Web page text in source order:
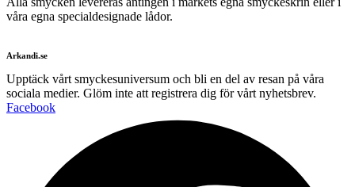
våra egna specialdesignade lådor.
Arkandi.se
Upptäck vårt smyckesuniversum och bli en del av resan på våra
sociala medier. Glöm inte att registrera dig för vårt nyhetsbrev.
Facebook